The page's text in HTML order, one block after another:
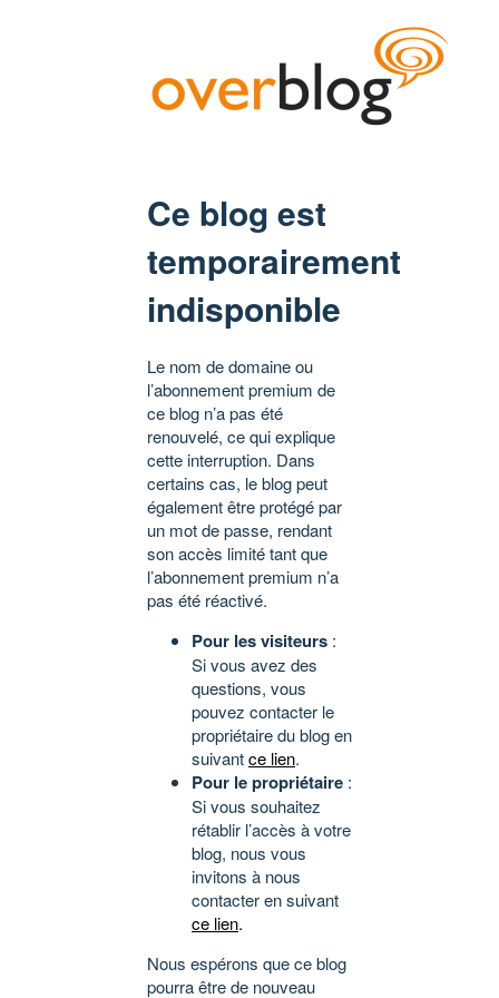
Ce blog est
temporairement
indisponible
Le nom de domaine ou
l’abonnement premium de
ce blog n’a pas été
renouvelé, ce qui explique
cette interruption. Dans
certains cas, le blog peut
également être protégé par
un mot de passe, rendant
son accès limité tant que
l’abonnement premium n’a
pas été réactivé.
Pour les visiteurs :
Si vous avez des
questions, vous
pouvez contacter le
propriétaire du blog en
suivantce lien.
Pour le propriétaire :
Si vous souhaitez
rétablir l’accès à votre
blog, nous vous
invitons à nous
contacter en suivant
ce lien.
Nous espérons que ce blog
pourra être de nouveau